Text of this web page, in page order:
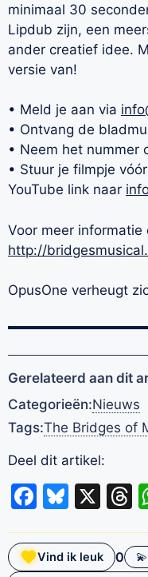
minimaal 30
Lipdub zijn, een
ander creatief idee.
versie van!
• Meld je aan via
• Ontvang de
• Neem het nummer
• Stuur je filmpje
YouTube link naar
Voor meer
http://
OpusOne verheugt
Gerelateerd aan dit
Categorieën:Nieuws
Tags:The Bridges of
Deel dit artikel:
X
Vind ik leuk 0